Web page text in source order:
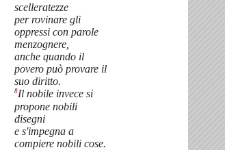
scelleratezze
per rovinare gli
oppressi con parole
menzognere,
anche quando il
povero può provare il
suo diritto.
8Il nobile invece si
propone nobili
disegni
e s'impegna a
compiere nobili cose.